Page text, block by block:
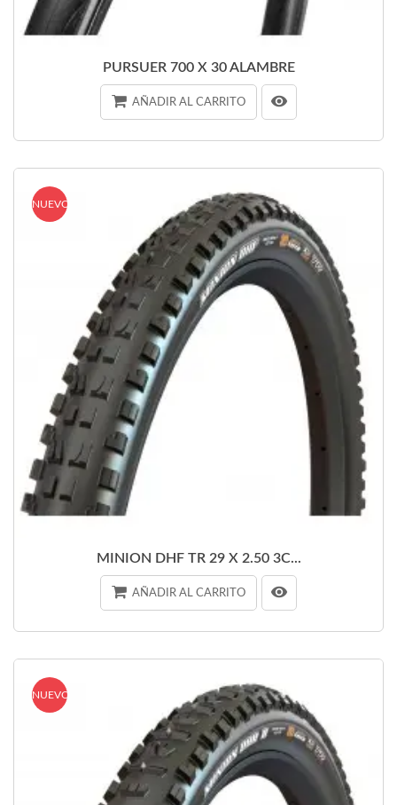
PURSUER 700 X 30 ALAMBRE
AÑADIR AL CARRITO
MINION DHF TR 29 X 2.50 3C...
AÑADIR AL CARRITO
NUEVO
NUEVO